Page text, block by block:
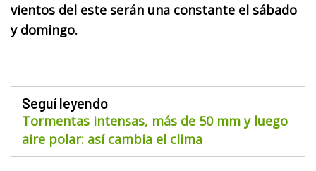
vientos del este serán una constante el sábado
y domingo.
Seguí leyendo
Tormentas intensas, más de 50 mm y luego
aire polar: así cambia el clima